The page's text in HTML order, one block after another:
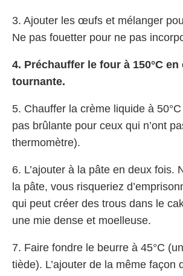
3. Ajouter les œufs et mélanger
Ne pas fouetter pour ne pas
4. Préchauffer le four à 150°C en
tournante.
5. Chauffer la crème liquide à
pas brûlante pour ceux qui n’ont
thermomètre).
6. L’ajouter à la pâte en deux fois.
la pâte, vous risqueriez
qui peut créer des trous dans le
une mie dense et moelleuse.
7. Faire fondre le beurre à 45°C
tiède). L’ajouter de la même façon